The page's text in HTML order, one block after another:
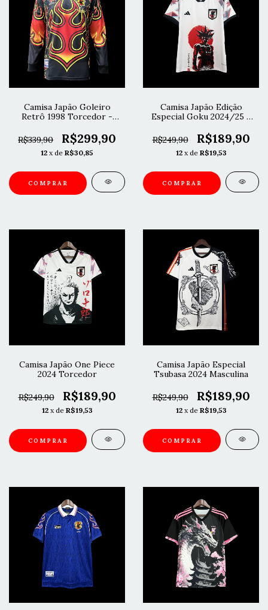
Camisa Japão Goleiro
Retrô 1998 Torcedor -
R$339,90
R$299,90
12 x de R$30,85
COMPRAR
Camisa Japão Edição
Especial Goku 2024/25 -
R$249,90
R$189,90
12 x de R$19,53
COMPRAR
Camisa Japão One Piece
2024 Torcedor
R$249,90 R$189,90
12 x de R$19,53
COMPRAR
Camisa Japão Especial
Tsubasa 2024 Masculina
R$249,90 R$189,90
12 x de R$19,53
COMPRAR